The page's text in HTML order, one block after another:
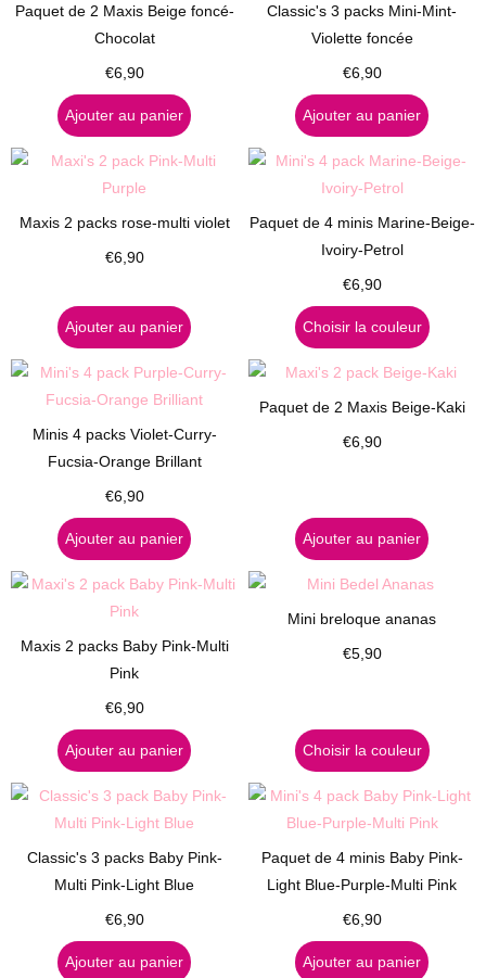
Paquet de 2 Maxis Beige foncé-
Chocolat
€6,90
Ajouter au panier
Classic's 3 packs Mini-Mint-
Violette foncée
€6,90
Ajouter au panier
Maxis 2 packs rose-multi violet
€6,90
Ajouter au panier
Paquet de 4 minis Marine-Beige-
Ivoiry-Petrol
€6,90
Choisir la couleur
Minis 4 packs Violet-Curry-
Fucsia-Orange Brillant
€6,90
Ajouter au panier
Paquet de 2 Maxis Beige-Kaki
€6,90
Ajouter au panier
Maxis 2 packs Baby Pink-Multi
Pink
€6,90
Ajouter au panier
Mini breloque ananas
€5,90
Choisir la couleur
Classic's 3 packs Baby Pink-
Multi Pink-Light Blue
€6,90
Ajouter au panier
Paquet de 4 minis Baby Pink-
Light Blue-Purple-Multi Pink
€6,90
Ajouter au panier